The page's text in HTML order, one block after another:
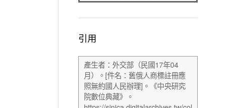
引用